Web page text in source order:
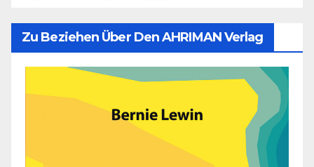
Zu Beziehen Über Den AHRIMAN Verlag